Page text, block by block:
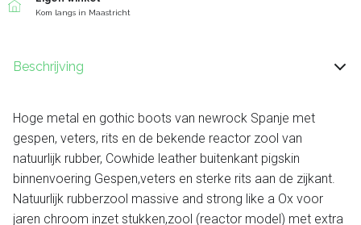
Kom langs in Maastricht
Beschrijving
Hoge metal en gothic boots van newrock Spanje met
gespen, veters, rits en de bekende reactor zool van
natuurlijk rubber, Cowhide leather buitenkant pigskin
binnenvoering Gespen,veters en sterke rits aan de zijkant.
Natuurlijk rubberzool massive and strong like a Ox voor
jaren chroom inzet stukken,zool (reactor model) met extra